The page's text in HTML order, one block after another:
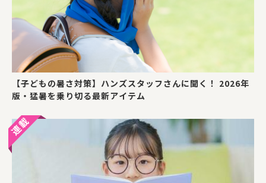
【子どもの暑さ対策】ハンズスタッフさんに聞く！ 2026年
版・猛暑を乗り切る最新アイテム